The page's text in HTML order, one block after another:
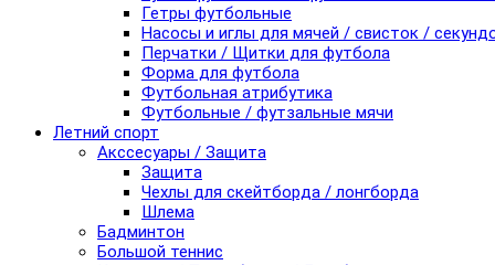
Гетры футбольные
Насосы и иглы для мячей / свисток /
Перчатки / Щитки для футбола
Форма для футбола
Футбольная атрибутика
Футбольные / футзальные мячи
Летний спорт
Акссесуары / Защита
Защита
Чехлы для скейтборда / лонгборда
Шлема
Бадминтон
Большой теннис